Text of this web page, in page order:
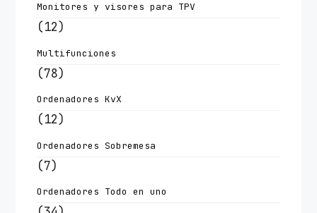
Monitores y visores para TPV
(12)
Multifunciones
(78)
Ordenadores KvX
(12)
Ordenadores Sobremesa
(7)
Ordenadores Todo en uno